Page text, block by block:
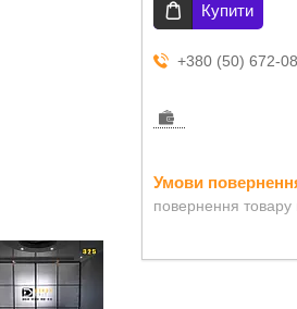
Купити
+380 (50) 672-
повернення товару